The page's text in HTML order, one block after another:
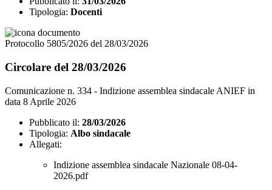
Tipologia: Docenti
Protocollo 5805/2026 del 28/03/2026
Circolare del 28/03/2026
Comunicazione n. 334 - Indizione assemblea sindacale ANIEF in
data 8 Aprile 2026
Pubblicato il: 28/03/2026
Tipologia: Albo sindacale
Allegati:
Indizione assemblea sindacale Nazionale 08-04-
2026.pdf